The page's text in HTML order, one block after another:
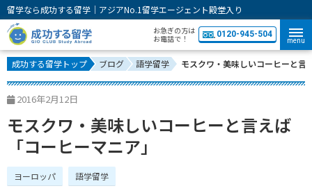
留学なら成功する留学｜アジアNo.1留学エージェント殿堂入り
お急ぎの方は
お電話で！
0120-945-504
menu
成功する留学トップ ブログ 語学留学 モスクワ・美味しいコーヒーと言
2016年2月12日
モスクワ・美味しいコーヒーと言えば
「コーヒーマニア」
ヨーロッパ 語学留学